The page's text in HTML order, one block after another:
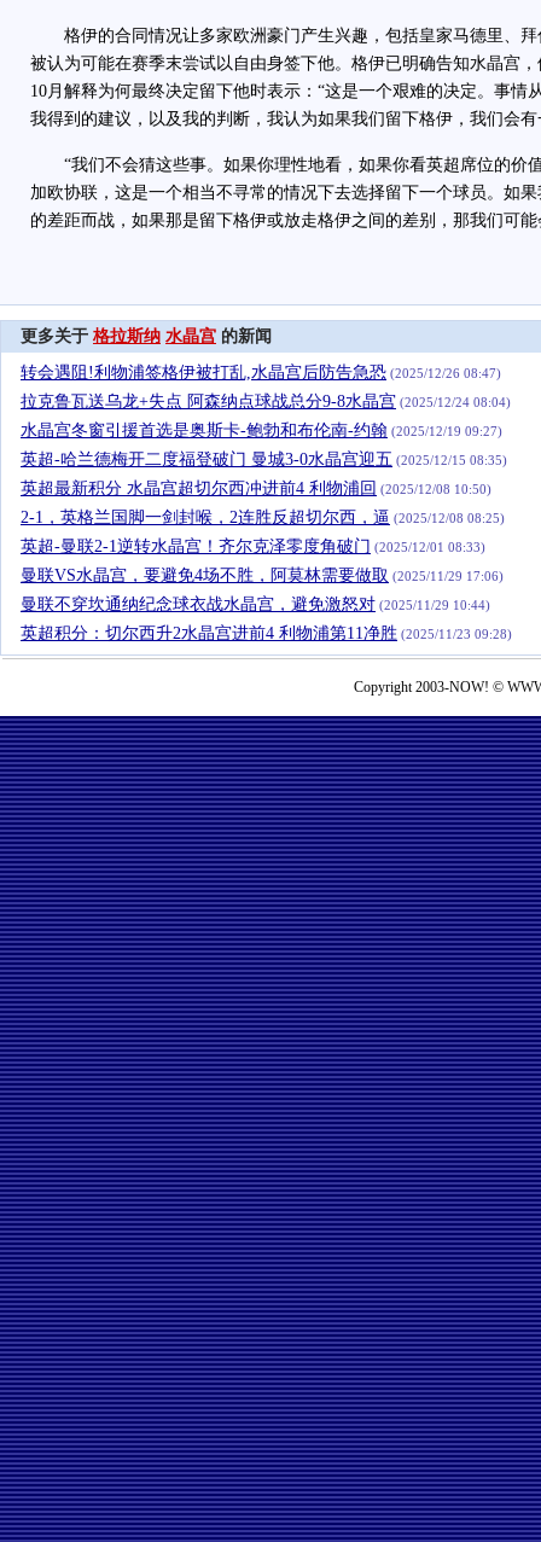
格伊的合同情况让多家欧洲豪门产生兴趣，包括皇家马德里、拜
被认为可能在赛季末尝试以自由身签下他。格伊已明确告知水晶宫
10月解释为何最终决定留下他时表示：“这是一个艰难的决定。事情
我得到的建议，以及我的判断，我认为如果我们留下格伊，我们会
“我们不会猜这些事。如果你理性地看，如果你看英超席位的价
加欧协联，这是一个相当不寻常的情况下去选择留下一个球员。如
的差距而战，如果那是留下格伊或放走格伊之间的差别，那我们可
更多关于 格拉斯纳 水晶宫 的新闻
转会遇阻!利物浦签格伊被打乱,水晶宫后防告急恐 (2025/12/26 08:47)
拉克鲁瓦送乌龙+失点 阿森纳点球战总分9-8水晶宫 (2025/12/24 08:04)
水晶宫冬窗引援首选是奥斯卡-鲍勃和布伦南-约翰 (2025/12/19 09:27)
英超-哈兰德梅开二度福登破门 曼城3-0水晶宫迎五 (2025/12/15 08:35)
英超最新积分 水晶宫超切尔西冲进前4 利物浦回 (2025/12/08 10:50)
2-1，英格兰国脚一剑封喉，2连胜反超切尔西，逼 (2025/12/08 08:25)
英超-曼联2-1逆转水晶宫！齐尔克泽零度角破门 (2025/12/01 08:33)
曼联VS水晶宫，要避免4场不胜，阿莫林需要做取 (2025/11/29 17:06)
曼联不穿坎通纳纪念球衣战水晶宫，避免激怒对 (2025/11/29 10:44)
英超积分：切尔西升2水晶宫进前4 利物浦第11净胜 (2025/11/23 09:28)
Copyright 2003-NOW! ©